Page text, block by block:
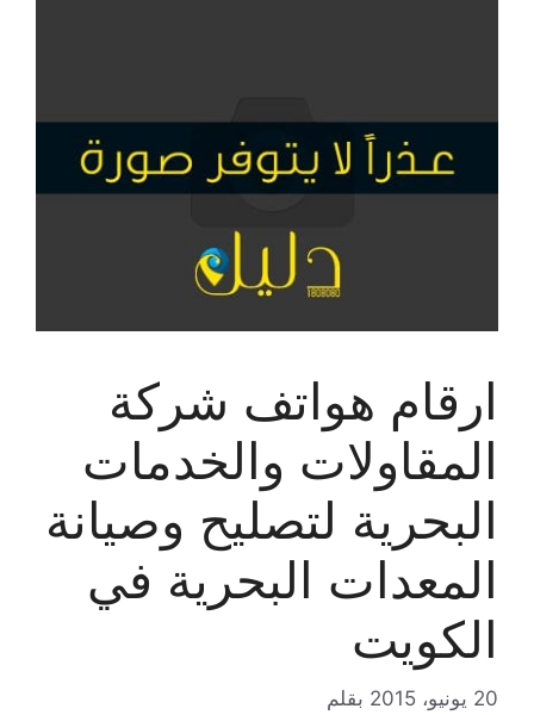
ارقام هواتف شركة
المقاولات والخدمات
البحرية لتصليح وصيانة
المعدات البحرية في
الكويت
20 يونيو، 2015 بقلم